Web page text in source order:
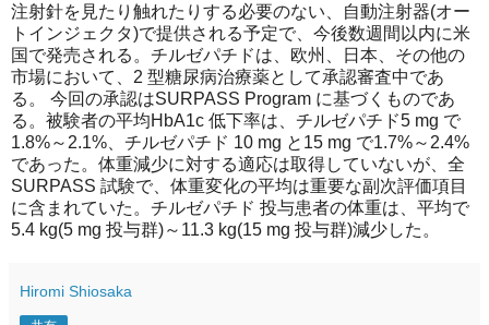
注射針を見たり触れたりする必要のない、自動注射器(オー
トインジェクタ)で提供される予定で、今後数週間以内に米
国で発売される。チルゼパチドは、欧州、日本、その他の
市場において、2 型糖尿病治療薬として承認審査中であ
る。 今回の承認はSURPASS Program に基づくものであ
る。被験者の平均HbA1c 低下率は、チルゼパチド5 mg で
1.8%～2.1%、チルゼパチド 10 mg と15 mg で1.7%～2.4%
であった。体重減少に対する適応は取得していないが、全
SURPASS 試験で、体重変化の平均は重要な副次評価項目
に含まれていた。チルゼパチド 投与患者の体重は、平均で
5.4 kg(5 mg 投与群)～11.3 kg(15 mg 投与群)減少した。
Hiromi Shiosaka